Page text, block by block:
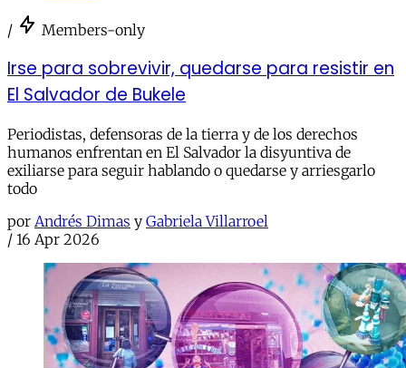
/ Members-only
Irse para sobrevivir, quedarse para resistir en
El Salvador de Bukele
Periodistas, defensoras de la tierra y de los derechos
humanos enfrentan en El Salvador la disyuntiva de
exiliarse para seguir hablando o quedarse y arriesgarlo
todo
por Andrés Dimas y Gabriela Villarroel
/ 16 Apr 2026